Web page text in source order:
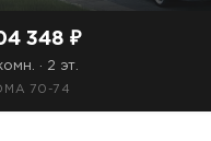
348 ₽
· 2 эт.
70-74